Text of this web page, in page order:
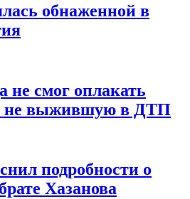
обнаженной в
не смог оплакать
не выжившую в ДТП
подробности о
Хазанова